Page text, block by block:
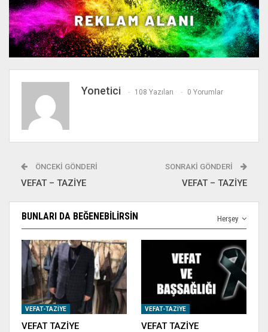
Yonetici 108 Yazıları 0 Yorumlar
ÖNCEKI GÖNDERI
VEFAT – TAZİYE
SONRAKI GÖNDERI
VEFAT – TAZİYE
Herşey
BUNLARI DA BEĞENEBILIRSIN
VEFAT-TAZIYE
VEFAT TAZİYE
VEFAT-TAZIYE
VEFAT TAZİYE